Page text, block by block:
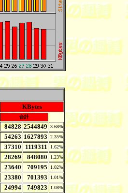
KBytes
合計
84828 2544849 3.68%
54263 1627893 2.35%
37310 1119311 1.62%
28269 848080 1.23%
23640 709195 1.02%
23380 701393 1.01%
24994 749823 1.08%